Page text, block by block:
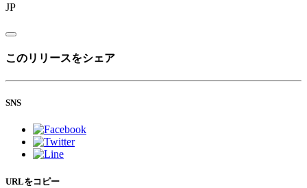
JP
このリリースをシェア
SNS
URLをコピー